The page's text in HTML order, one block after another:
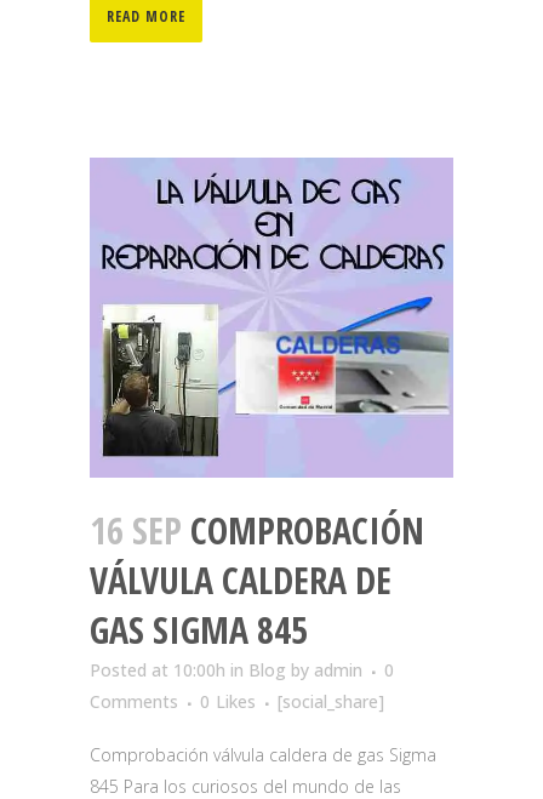
READ MORE
16 SEP COMPROBACIÓN
VÁLVULA CALDERA DE
GAS SIGMA 845
Posted at 10:00h in Blog by admin
0
Comments
0 Likes [social_share]
Comprobación válvula caldera de gas Sigma
845 Para los curiosos del mundo de las